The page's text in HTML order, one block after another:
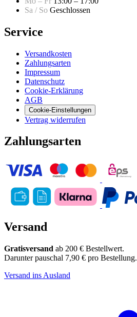
Sa / So Geschlossen
Service
Versandkosten
Zahlungsarten
Impressum
Datenschutz
Cookie-Erklärung
AGB
Cookie-Einstellungen
Vertrag widerrufen
Zahlungsarten
Versand
Gratisversand ab 200 € Bestellwert.
Darunter pauschal 7,90 € pro Bestellung.
Versand ins Ausland